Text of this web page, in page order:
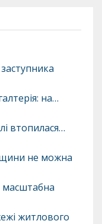
на…
втопилася…
не можна
масштабна
житлового